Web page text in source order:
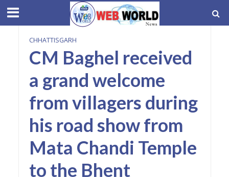
CHHATTISGARH
CM Baghel received
a grand welcome
from villagers during
his road show from
Mata Chandi Temple
to the Bhent